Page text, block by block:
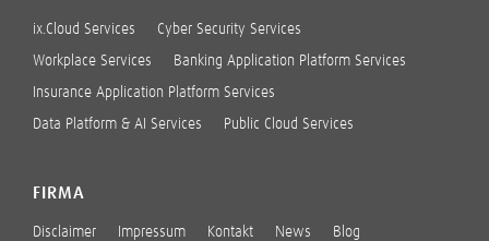
ix.Cloud Services Cyber Security Services
Workplace Services Banking Application Platform Services
Insurance Application Platform Services
Data Platform & AI Services Public Cloud Services
FIRMA
Disclaimer Impressum Kontakt News Blog